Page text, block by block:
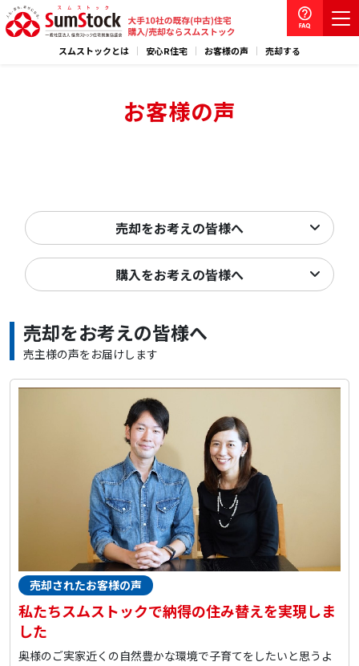
スムストックとは 安心R住宅 お客様の声 売却する
お客様の声
売却をお考えの皆様へ
購入をお考えの皆様へ
売却をお考えの皆様へ
売主様の声をお届けします
売却されたお客様の声
私たちスムストックで納得の住み替えを実現しま
した
奥様のご実家近くの自然豊かな環境で子育てをしたいと思うよ